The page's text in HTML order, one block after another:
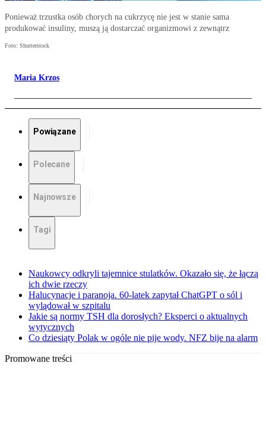
Ponieważ trzustka osób chorych na cukrzycę nie jest w stanie sama
produkować insuliny, muszą ją dostarczać organizmowi z zewnątrz
Foto: Shutterstock
Maria Krzos
Powiązane
Polecane
Najnowsze
Tagi
Naukowcy odkryli tajemnice stulatków. Okazało się, że łączą
ich dwie rzeczy
Halucynacje i paranoja. 60-latek zapytał ChatGPT o sól i
wylądował w szpitalu
Jakie są normy TSH dla dorosłych? Eksperci o aktualnych
wytycznych
Co dziesiąty Polak w ogóle nie pije wody. NFZ bije na alarm
Promowane treści